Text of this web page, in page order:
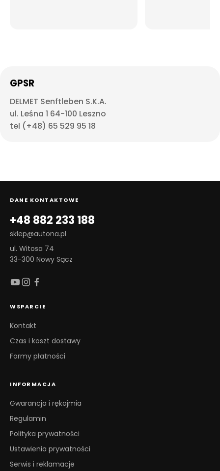
GPSR
DELMET Senftleben S.K.A.
ul. Leśna 1 64-100 Leszno
tel (+48) 65 529 95 18
DANE KONTAKTOWE
+48 882 233 188
sklep@autona.pl
ul. Witosa 74
33-300 Nowy Sącz
WSPARCIE
Kontakt
Czas i koszt dostawy
Formy płatności
INFORMACJA
Gwarancja i rękojmia
Regulamin
Polityka prywatności
Ustawienia prywatności
Serwis i reklamacje